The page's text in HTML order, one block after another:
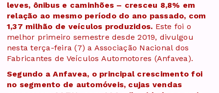
leves, ônibus e caminhões – cresceu 8,8% em
relação ao mesmo período do ano passado, com
1,37 milhão de veículos produzidos. Este foi o
melhor primeiro semestre desde 2019, divulgou
nesta terça-feira (7) a Associação Nacional dos
Fabricantes de Veículos Automotores (Anfavea).
Segundo a Anfavea, o principal crescimento foi
no segmento de automóveis, cujas vendas